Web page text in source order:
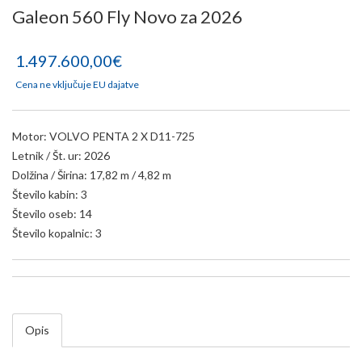
Galeon 560 Fly Novo za 2026
1.497.600,00€
Cena ne vključuje EU dajatve
Motor: VOLVO PENTA 2 X D11-725
Letnik / Št. ur: 2026
Dolžina / Širina: 17,82 m / 4,82 m
Število kabin: 3
Število oseb: 14
Število kopalnic: 3
Opis